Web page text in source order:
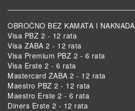
OBROČNO BEZ KAMATA I NAKNADA
Visa PBZ 2 - 12 rata
Visa ZABA 2 - 12 rata
Visa Premium PBZ 2 - 6 rata
Visa Erste 2 - 6 rata
Mastercard ZABA 2 - 12 rata
Maestro PBZ 2 - 12 rata
Maestro Erste 2 - 6 rata
Diners Erste 2 - 12 rata